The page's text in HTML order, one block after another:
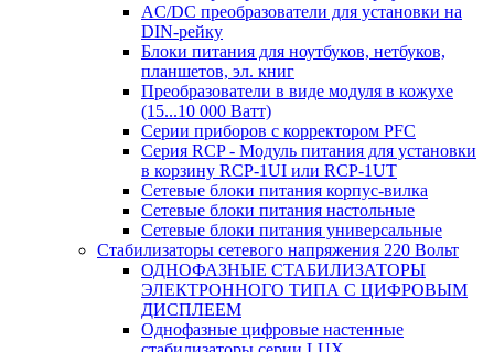
AC/DC преобразователи для установки на
DIN-рейку
Блоки питания для ноутбуков, нетбуков,
планшетов, эл. книг
Преобразователи в виде модуля в кожухе
(15...10 000 Ватт)
Серии приборов с корректором PFC
Серия RCP - Модуль питания для установки
в корзину RCP-1UI или RCP-1UT
Сетевые блоки питания корпус-вилка
Сетевые блоки питания настольные
Сетевые блоки питания универсальные
Стабилизаторы сетевого напряжения 220 Вольт
ОДНОФАЗНЫЕ СТАБИЛИЗАТОРЫ
ЭЛЕКТРОННОГО ТИПА С ЦИФРОВЫМ
ДИСПЛЕЕМ
Однофазные цифровые настенные